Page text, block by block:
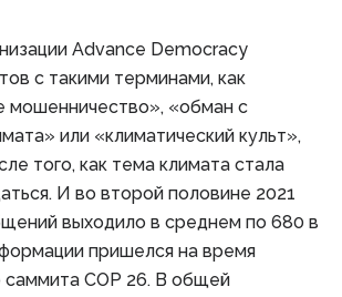
Advance Democracy
с такими терминами, как
мошенничество», «обман с
или «климатический культ»,
того, как тема климата стала
И во второй половине 2021
выходило в среднем по 680 в
пришелся на время
саммита COP 26. В общей